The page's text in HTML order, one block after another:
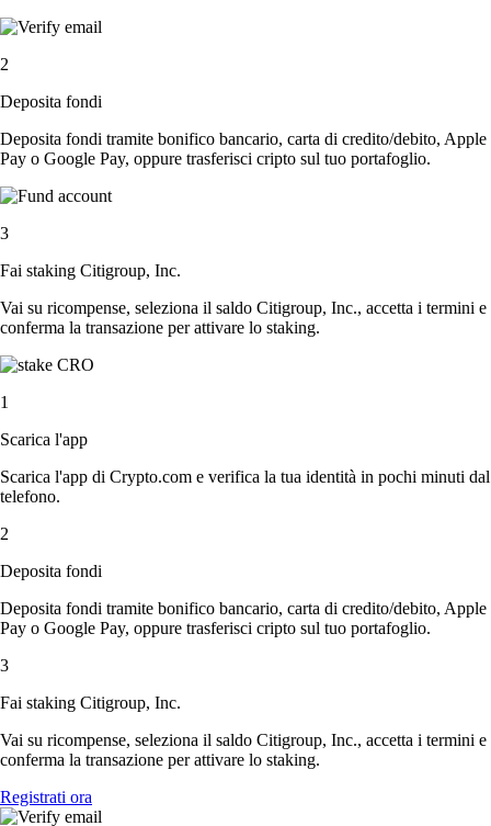
2
Deposita fondi
Deposita fondi tramite bonifico bancario, carta di credito/debito, Apple
Pay o Google Pay, oppure trasferisci cripto sul tuo portafoglio.
3
Fai staking Citigroup, Inc.
Vai su ricompense, seleziona il saldo Citigroup, Inc., accetta i termini e
conferma la transazione per attivare lo staking.
1
Scarica l'app
Scarica l'app di Crypto.com e verifica la tua identità in pochi minuti dal
telefono.
2
Deposita fondi
Deposita fondi tramite bonifico bancario, carta di credito/debito, Apple
Pay o Google Pay, oppure trasferisci cripto sul tuo portafoglio.
3
Fai staking Citigroup, Inc.
Vai su ricompense, seleziona il saldo Citigroup, Inc., accetta i termini e
conferma la transazione per attivare lo staking.
Registrati ora